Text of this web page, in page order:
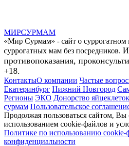
МИРСУРМАМ
«Мир Сурмам» - сайт о суррогатном
суррогатных мам без посредников.
противопоказания,
+18.
КонтактыО компании Частые
Екатеринбург Нижний Новгород
Регионы ЭКО Донорство яйцеклеток
сурмам Пользовательское
Продолжая пользоваться сайтом, Вы
использованием cookie-файлов и
Политике по использованию cookie-
конфиденциальности